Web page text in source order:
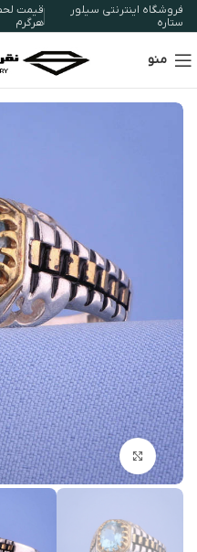
فروشگاه اینترنتی سیلور
ستاره
هرگرم
منو
بزرگنمایی تصویر